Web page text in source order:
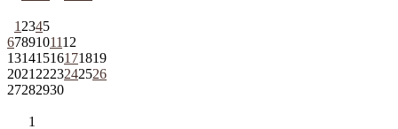
1 2345
6789101112
13141516171819
2021 2223242526
27282930
1